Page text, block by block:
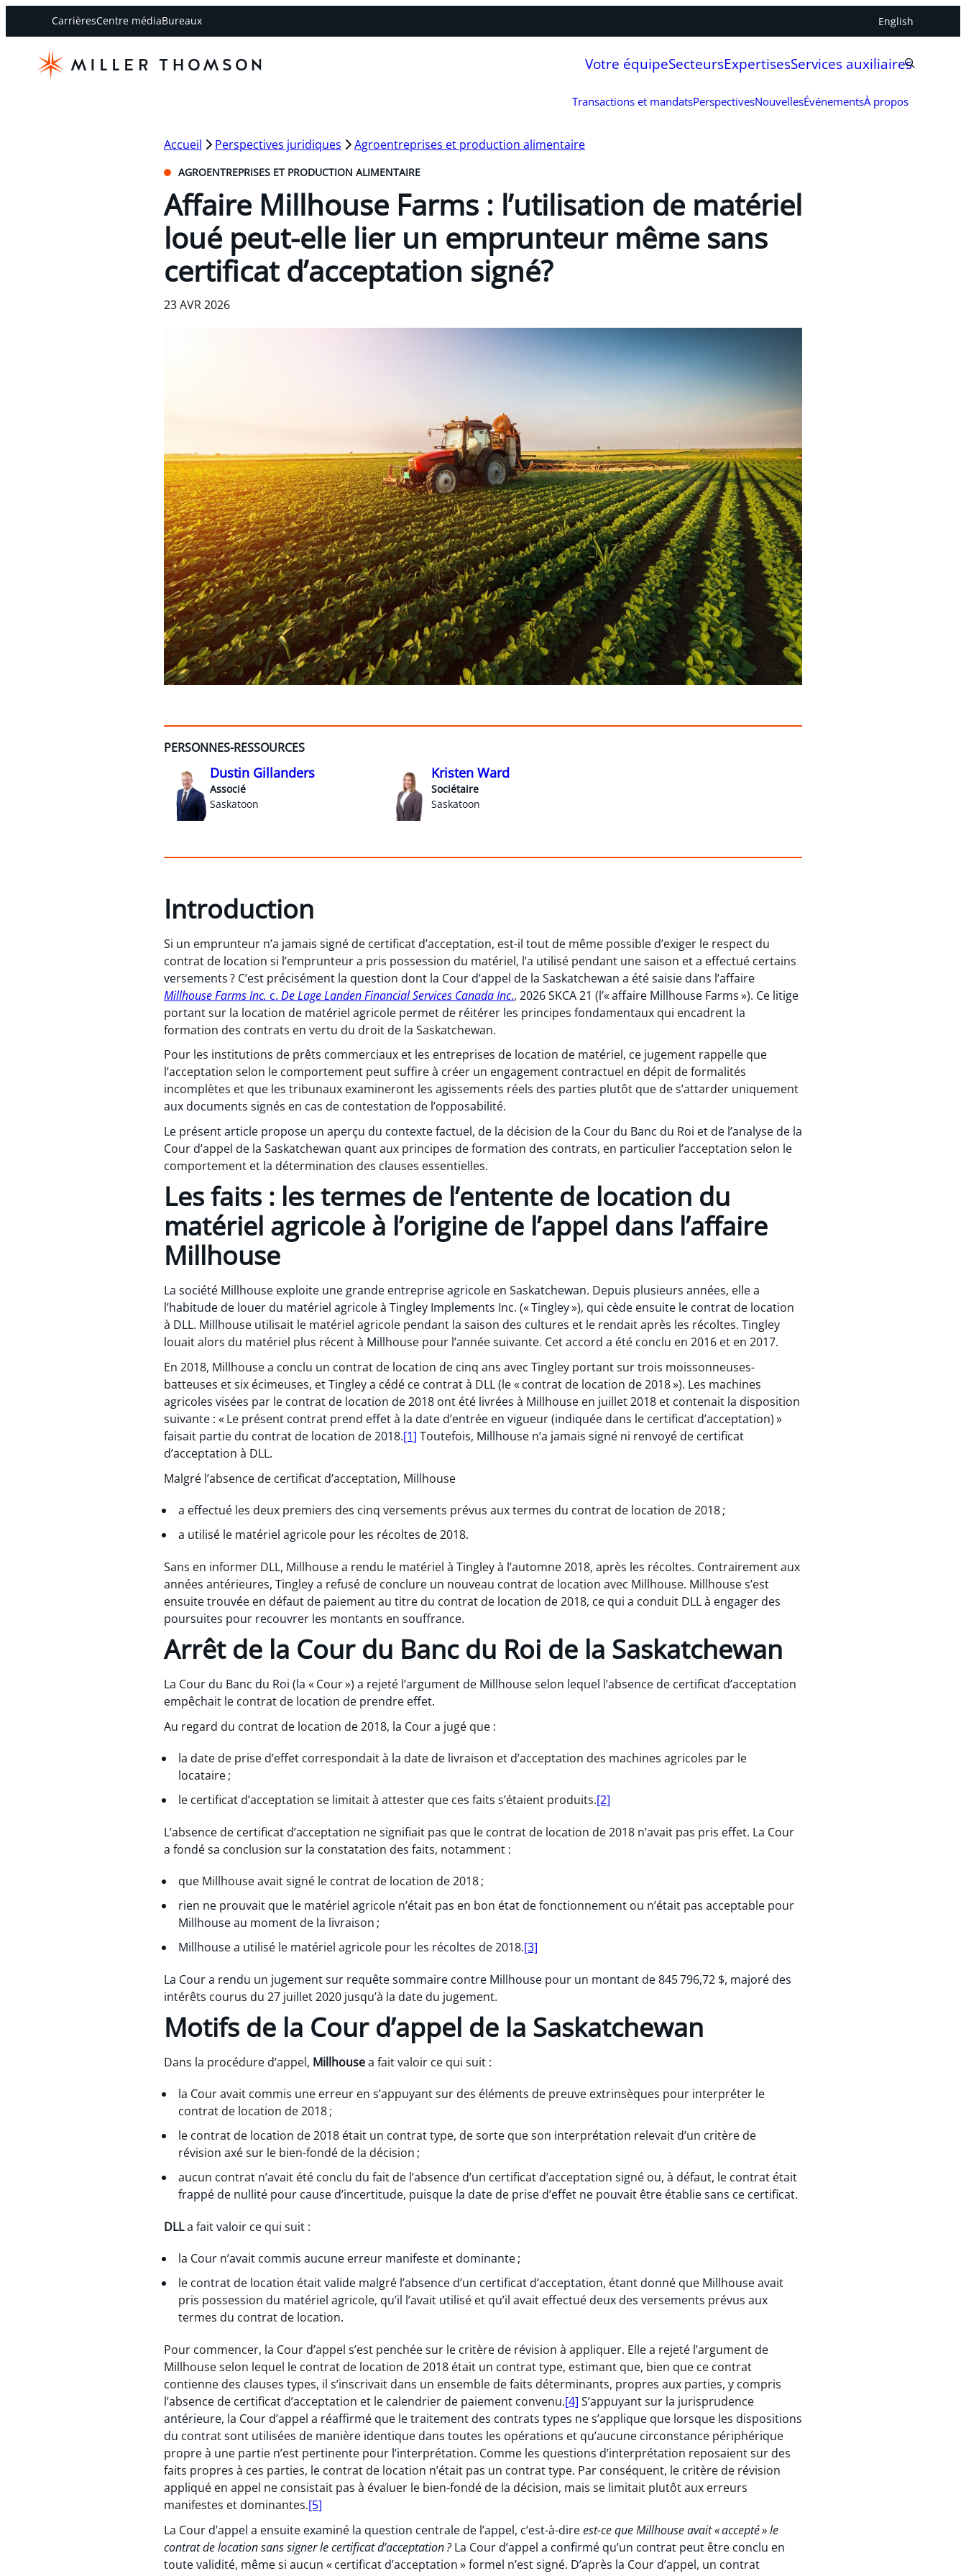
CarrièresCentre médiaBureaux English
Votre équipeSecteursExpertisesServices auxiliaires
Transactions et mandatsPerspectivesNouvellesÉvénementsÀ propos
Accueil Perspectives juridiques Agroentreprises et production alimentaire
AGROENTREPRISES ET PRODUCTION ALIMENTAIRE
Affaire Millhouse Farms : l’utilisation de matériel
loué peut-elle lier un emprunteur même sans
certificat d’acceptation signé?
23 AVR 2026
PERSONNES-RESSOURCES
Dustin Gillanders
Associé
Saskatoon
Kristen Ward
Sociétaire
Saskatoon
Introduction
Si un emprunteur n’a jamais signé de certificat d’acceptation, est-il tout de même possible d’exiger le respect du
contrat de location si l’emprunteur a pris possession du matériel, l’a utilisé pendant une saison et a effectué certains
versements ? C’est précisément la question dont la Cour d’appel de la Saskatchewan a été saisie dans l’affaire
Millhouse Farms Inc. c. De Lage Landen Financial Services Canada Inc., 2026 SKCA 21 (l’« affaire Millhouse Farms »). Ce litige
portant sur la location de matériel agricole permet de réitérer les principes fondamentaux qui encadrent la
formation des contrats en vertu du droit de la Saskatchewan.
Pour les institutions de prêts commerciaux et les entreprises de location de matériel, ce jugement rappelle que
l’acceptation selon le comportement peut suffire à créer un engagement contractuel en dépit de formalités
incomplètes et que les tribunaux examineront les agissements réels des parties plutôt que de s’attarder uniquement
aux documents signés en cas de contestation de l’opposabilité.
Le présent article propose un aperçu du contexte factuel, de la décision de la Cour du Banc du Roi et de l’analyse de la
Cour d’appel de la Saskatchewan quant aux principes de formation des contrats, en particulier l’acceptation selon le
comportement et la détermination des clauses essentielles.
Les faits : les termes de l’entente de location du
matériel agricole à l’origine de l’appel dans l’affaire
Millhouse
La société Millhouse exploite une grande entreprise agricole en Saskatchewan. Depuis plusieurs années, elle a
l’habitude de louer du matériel agricole à Tingley Implements Inc. (« Tingley »), qui cède ensuite le contrat de location
à DLL. Millhouse utilisait le matériel agricole pendant la saison des cultures et le rendait après les récoltes. Tingley
louait alors du matériel plus récent à Millhouse pour l’année suivante. Cet accord a été conclu en 2016 et en 2017.
En 2018, Millhouse a conclu un contrat de location de cinq ans avec Tingley portant sur trois moissonneuses-
batteuses et six écimeuses, et Tingley a cédé ce contrat à DLL (le « contrat de location de 2018 »). Les machines
agricoles visées par le contrat de location de 2018 ont été livrées à Millhouse en juillet 2018 et contenait la disposition
suivante : « Le présent contrat prend effet à la date d’entrée en vigueur (indiquée dans le certificat d’acceptation) »
faisait partie du contrat de location de 2018.[1] Toutefois, Millhouse n’a jamais signé ni renvoyé de certificat
d’acceptation à DLL.
Malgré l’absence de certificat d’acceptation, Millhouse
a effectué les deux premiers des cinq versements prévus aux termes du contrat de location de 2018 ;
a utilisé le matériel agricole pour les récoltes de 2018.
Sans en informer DLL, Millhouse a rendu le matériel à Tingley à l’automne 2018, après les récoltes. Contrairement aux
années antérieures, Tingley a refusé de conclure un nouveau contrat de location avec Millhouse. Millhouse s’est
ensuite trouvée en défaut de paiement au titre du contrat de location de 2018, ce qui a conduit DLL à engager des
poursuites pour recouvrer les montants en souffrance.
Arrêt de la Cour du Banc du Roi de la Saskatchewan
La Cour du Banc du Roi (la « Cour ») a rejeté l’argument de Millhouse selon lequel l’absence de certificat d’acceptation
empêchait le contrat de location de prendre effet.
Au regard du contrat de location de 2018, la Cour a jugé que :
la date de prise d’effet correspondait à la date de livraison et d’acceptation des machines agricoles par le
locataire ;
le certificat d’acceptation se limitait à attester que ces faits s’étaient produits.[2]
L’absence de certificat d’acceptation ne signifiait pas que le contrat de location de 2018 n’avait pas pris effet. La Cour
a fondé sa conclusion sur la constatation des faits, notamment :
que Millhouse avait signé le contrat de location de 2018 ;
rien ne prouvait que le matériel agricole n’était pas en bon état de fonctionnement ou n’était pas acceptable pour
Millhouse au moment de la livraison ;
Millhouse a utilisé le matériel agricole pour les récoltes de 2018.[3]
La Cour a rendu un jugement sur requête sommaire contre Millhouse pour un montant de 845 796,72 $, majoré des
intérêts courus du 27 juillet 2020 jusqu’à la date du jugement.
Motifs de la Cour d’appel de la Saskatchewan
Dans la procédure d’appel, Millhousea fait valoir ce qui suit :
la Cour avait commis une erreur en s’appuyant sur des éléments de preuve extrinsèques pour interpréter le
contrat de location de 2018 ;
le contrat de location de 2018 était un contrat type, de sorte que son interprétation relevait d’un critère de
révision axé sur le bien-fondé de la décision ;
aucun contrat n’avait été conclu du fait de l’absence d’un certificat d’acceptation signé ou, à défaut, le contrat était
frappé de nullité pour cause d’incertitude, puisque la date de prise d’effet ne pouvait être établie sans ce certificat.
DLLa fait valoir ce qui suit :
la Cour n’avait commis aucune erreur manifeste et dominante ;
le contrat de location était valide malgré l’absence d’un certificat d’acceptation, étant donné que Millhouse avait
pris possession du matériel agricole, qu’il l’avait utilisé et qu’il avait effectué deux des versements prévus aux
termes du contrat de location.
Pour commencer, la Cour d’appel s’est penchée sur le critère de révision à appliquer. Elle a rejeté l’argument de
Millhouse selon lequel le contrat de location de 2018 était un contrat type, estimant que, bien que ce contrat
contienne des clauses types, il s’inscrivait dans un ensemble de faits déterminants, propres aux parties, y compris
l’absence de certificat d’acceptation et le calendrier de paiement convenu.[4] S’appuyant sur la jurisprudence
antérieure, la Cour d’appel a réaffirmé que le traitement des contrats types ne s’applique que lorsque les dispositions
du contrat sont utilisées de manière identique dans toutes les opérations et qu’aucune circonstance périphérique
propre à une partie n’est pertinente pour l’interprétation. Comme les questions d’interprétation reposaient sur des
faits propres à ces parties, le contrat de location n’était pas un contrat type. Par conséquent, le critère de révision
appliqué en appel ne consistait pas à évaluer le bien-fondé de la décision, mais se limitait plutôt aux erreurs
manifestes et dominantes.[5]
La Cour d’appel a ensuite examiné la question centrale de l’appel, c’est-à-direest-ce que Millhouse avait « accepté » le
contrat de location sans signer le certificat d’acceptation ?La Cour d’appel a confirmé qu’un contrat peut être conclu en
toute validité, même si aucun « certificat d’acceptation » formel n’est signé. D’après la Cour d’appel, un contrat